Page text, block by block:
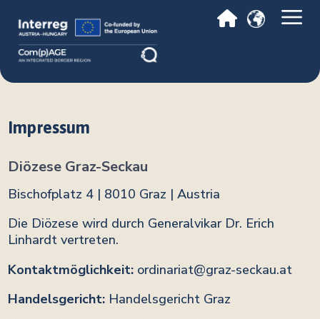
Impressum
Diözese Graz-Seckau
Bischofplatz 4 | 8010 Graz | Austria
Die Diözese wird durch Generalvikar Dr. Erich
Linhardt vertreten.
Kontaktmöglichkeit:ordinariat@graz-seckau.at
Handelsgericht:Handelsgericht Graz